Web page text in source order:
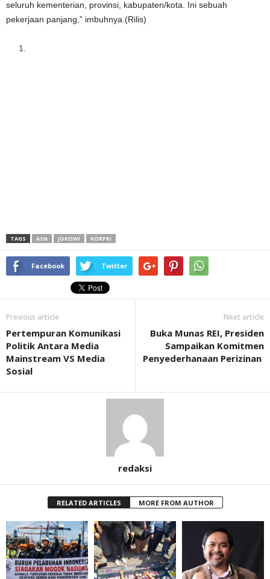
seluruh kementerian, provinsi, kabupaten/kota. Ini sebuah
pekerjaan panjang,” imbuhnya.(Rilis)
TAGS ASN JOKOWI KORPRI
Facebook Twitter
Previous article
Pertempuran Komunikasi
Politik Antara Media
Mainstream VS Media
Sosial
Next article
Buka Munas REI, Presiden
Sampaikan Komitmen
Penyederhanaan Perizinan
redaksi
RELATED ARTICLES MORE FROM AUTHOR